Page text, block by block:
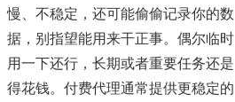
慢、不稳定，还可能偷偷记录你的数
据，别指望能用来干正事。偶尔临时
用一下还行，长期或者重要任务还是
得花钱。付费代理通常提供更稳定的